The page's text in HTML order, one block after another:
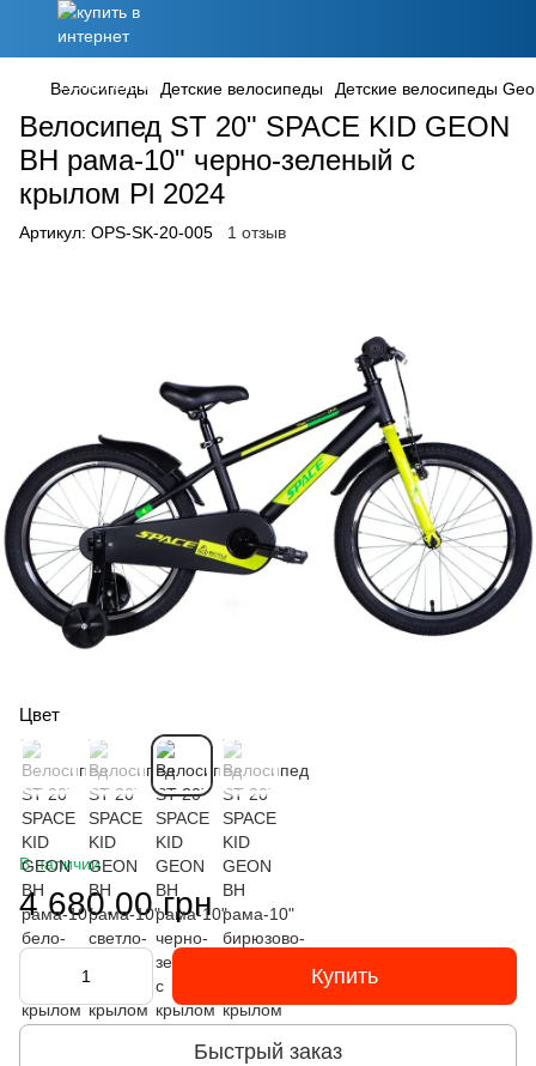
Велосипеды Детские велосипеды Детские велосипеды
Велосипед ST 20" SPACE KID GEON
BH рама-10" черно-зеленый с
крылом Pl 2024
Артикул: OPS-SK-20-005 1 отзыв
Цвет
В наличии
4 680.00 грн
Купить
Быстрый заказ